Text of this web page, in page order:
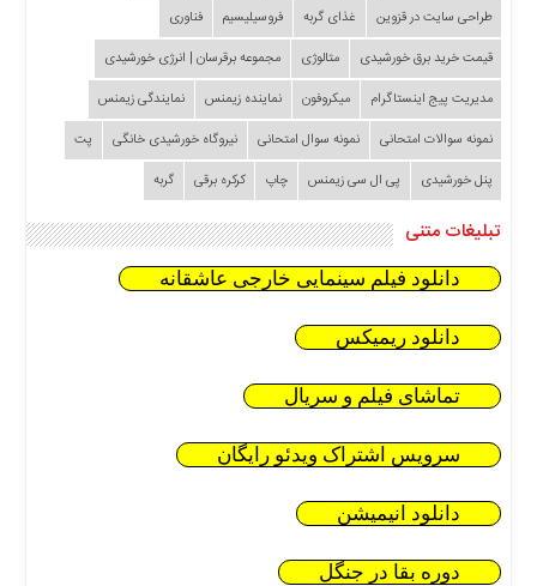
طراحی سایت در قزوین
غذای گربه فروسیلیسیم
فناوری
قیمت خرید برق خورشیدی
متالوژی
مجموعه برقرسان | انرژی خورشیدی
مدیریت پیج اینستاگرام
میکروفون نماینده زیمنس
نمایندگی زیمنس
نمونه سوالات امتحانی
نمونه سوال امتحانی نیروگاه خورشیدی خانگی
پت
پنل خورشیدی
پی ال سی زیمنس چاپ کرکره برقی گربه
تبلیغات متنی
دانلود فیلم سینمایی خارجی عاشقانه
دانلود ریمیکس
تماشای فیلم و سریال
سرویس اشتراک ویدئو رایگان
دانلود انیمیشن
دوره بقا در جنگل